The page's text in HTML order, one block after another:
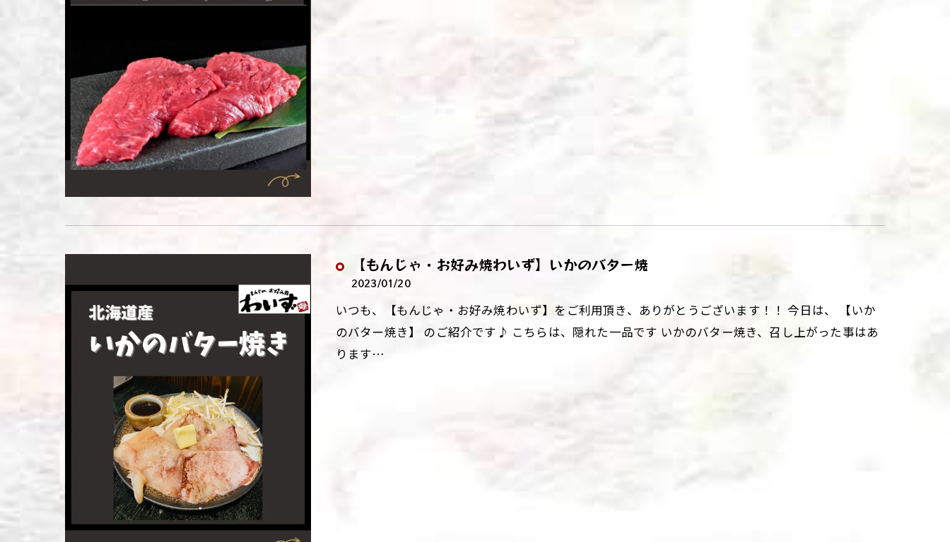
【もんじゃ・お好み焼わいず】いかのバター焼
2023/01/20
いつも、【もんじゃ・お好み焼わいず】をご利用頂き、ありがとうございます！！ 今日は、 【いか
のバター焼き】 のご紹介です♪ こちらは、隠れた一品です いかのバター焼き、召し上がった事はあ
ります…